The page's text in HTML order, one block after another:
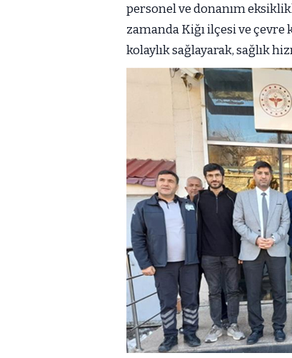
personel ve donanım
zamanda Kiğı ilçesi ve
kolaylık sağlayarak, sağlık